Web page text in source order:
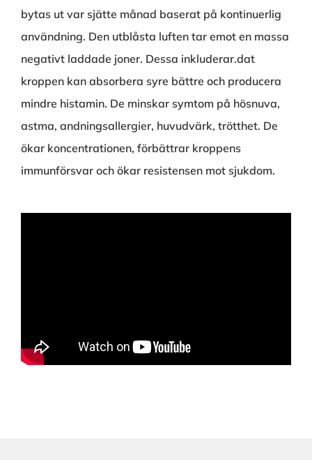
bytas ut var sjätte månad baserat på kontinuerlig
användning. Den utblåsta luften tar emot en massa
negativt laddade joner. Dessa inkluderar.dat
kroppen kan absorbera syre bättre och producera
mindre histamin. De minskar symtom på hösnuva,
astma, andningsallergier, huvudvärk, trötthet. De
ökar koncentrationen, förbättrar kroppens
immunförsvar och ökar resistensen mot sjukdom.